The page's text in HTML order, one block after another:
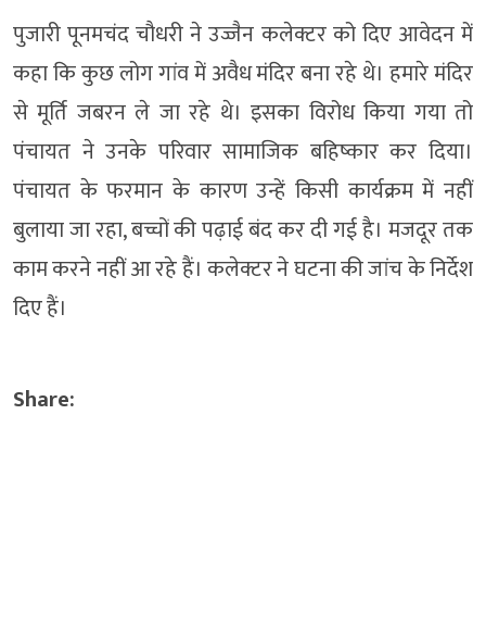
पुजारी पूनमचंद चौधरी ने उज्जैन कलेक्टर को दिए आवेदन में
कहा कि कुछ लोग गांव में अवैध मंदिर बना रहे थे। हमारे मंदिर
से मूर्ति जबरन ले जा रहे थे। इसका विरोध किया गया तो
पंचायत ने उनके परिवार सामाजिक बहिष्कार कर दिया।
पंचायत के फरमान के कारण उन्हें किसी कार्यक्रम में नहीं
बुलाया जा रहा, बच्चों की पढ़ाई बंद कर दी गई है। मजदूर तक
काम करने नहीं आ रहे हैं। कलेक्टर ने घटना की जांच के निर्देश
दिए हैं।
Share: